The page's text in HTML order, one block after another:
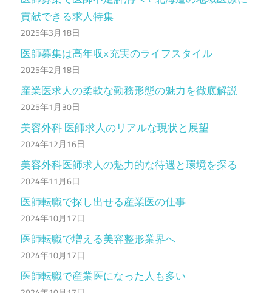
貢献できる求人特集
2025年3月18日
医師募集は高年収×充実のライフスタイル
2025年2月18日
産業医求人の柔軟な勤務形態の魅力を徹底解説
2025年1月30日
美容外科 医師求人のリアルな現状と展望
2024年12月16日
美容外科医師求人の魅力的な待遇と環境を探る
2024年11月6日
医師転職で探し出せる産業医の仕事
2024年10月17日
医師転職で増える美容整形業界へ
2024年10月17日
医師転職で産業医になった人も多い